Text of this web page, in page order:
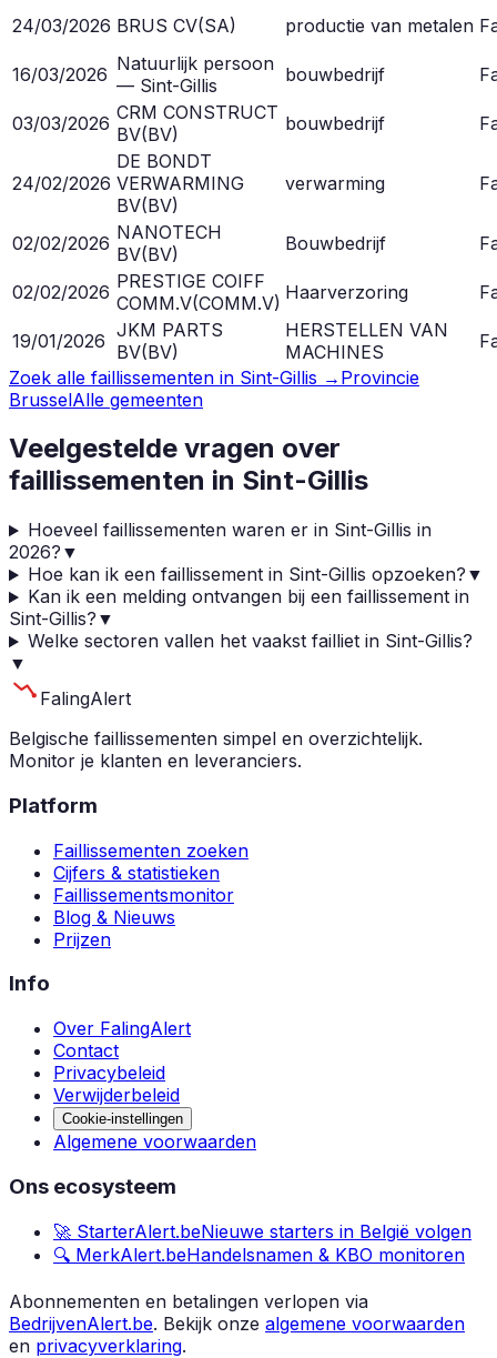
24/03/2026 BRUS CV(SA) productie van metalen
16/03/2026 Natuurlijk persoon
— Sint-Gillis
bouwbedrijf
03/03/2026 CRM CONSTRUCT
BV(BV) bouwbedrijf
24/02/2026
DE BONDT
VERWARMING
BV(BV)
verwarming
02/02/2026 NANOTECH
BV(BV) Bouwbedrijf
02/02/2026 PRESTIGE COIFF
COMM.V(COMM.V) Haarverzoring
19/01/2026 JKM PARTS
BV(BV)
HERSTELLEN VAN
MACHINES
Zoek alle faillissementen in Sint-Gillis → Provincie
BrusselAlle gemeenten
Veelgestelde vragen over
faillissementen in Sint-Gillis
Hoeveel faillissementen waren er in Sint-Gillis in
2026? ▼
Hoe kan ik een faillissement in Sint-Gillis opzoeken? ▼
Kan ik een melding ontvangen bij een faillissement in
Sint-Gillis? ▼
Welke sectoren vallen het vaakst failliet in Sint-Gillis?
▼
FalingAlert
Belgische faillissementen simpel en overzichtelijk.
Monitor je klanten en leveranciers.
Platform
Faillissementen zoeken
Cijfers & statistieken
Faillissementsmonitor
Blog & Nieuws
Prijzen
Info
Over FalingAlert
Contact
Privacybeleid
Verwijderbeleid
Cookie-instellingen
Algemene voorwaarden
Ons ecosysteem
🚀 StarterAlert.beNieuwe starters in België volgen
🔍 MerkAlert.beHandelsnamen & KBO monitoren
Abonnementen en betalingen verlopen via
BedrijvenAlert.be. Bekijk onze algemene voorwaarden
en privacyverklaring.